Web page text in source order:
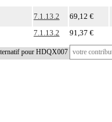
7.1.13.2 69,12 €
7.1.13.2 91,37 €
pour HDQX007